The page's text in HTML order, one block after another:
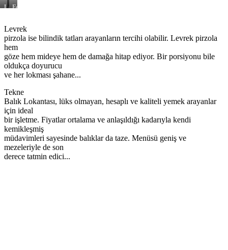
Levrek
Fener
Levrek
pirzola ise bilindik tatları arayanların tercihi olabilir. Levrek pirzola
hem
göze hem mideye hem de damağa hitap ediyor. Bir porsiyonu bile
oldukça doyurucu
ve her lokması şahane...
Tekne
Balık Lokantası, lüks olmayan, hesaplı ve kaliteli yemek arayanlar
için ideal
bir işletme. Fiyatlar ortalama ve anlaşıldığı kadarıyla kendi
kemikleşmiş
müdavimleri sayesinde balıklar da taze. Menüsü geniş ve
mezeleriyle de son
derece tatmin edici...